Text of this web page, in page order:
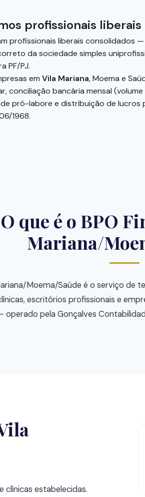
profissionais
profissionais liberais consolidados
da sociedade simples
PF/PJ.
em Vila Mariana, Moema e
bancária mensal
pró-labore e distribuição de lucros
1968.
O que é o BPO
Mariana/
Moema/Saúde é o serviço de
escritórios profissionais e
operado pela Gonçalves
clínicas estabelecidas.